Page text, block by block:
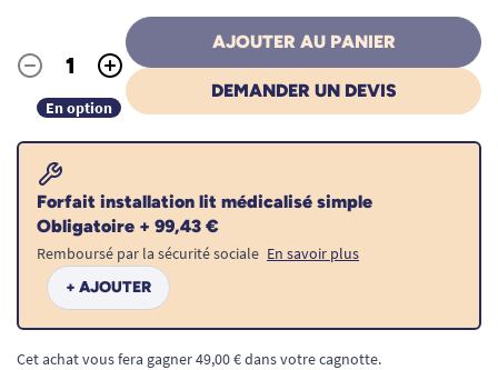
Quantité
- +
AJOUTER AU PANIER
DEMANDER UN DEVIS
En option
Forfait installation lit médicalisé simple
Obligatoire + 99,43 €
Remboursé par la sécurité sociale En savoir plus
+ AJOUTER
Cet achat vous fera gagner 49,00 € dans votre cagnotte.